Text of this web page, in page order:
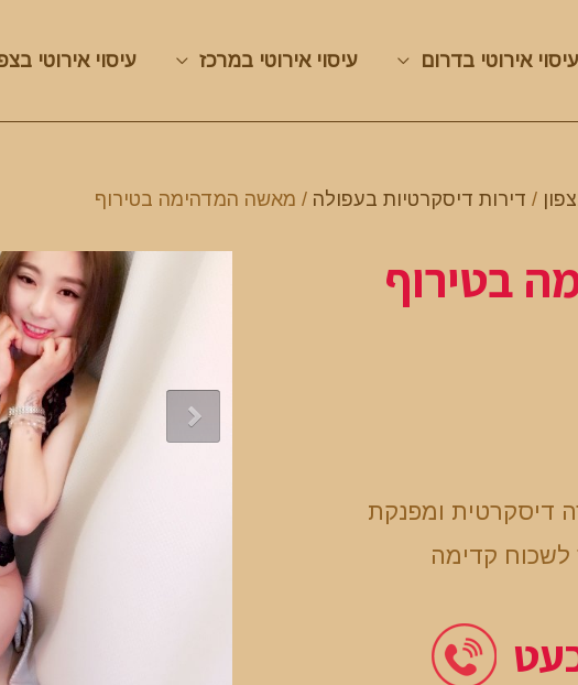
עיסוי אירוטי בדרום עיסוי אירוטי במרכז עיסוי אירוטי
/ דירות דיסקרטיות בעפולה / מאשה המדהימה בטירוף
בטירוף
דיסקרטית ומפנקת
לשכוח קדימה